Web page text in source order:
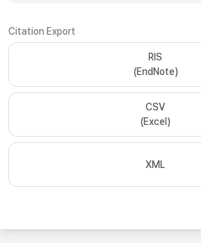
Citation Export
RIS
(EndNote)
CSV
(Excel)
XML